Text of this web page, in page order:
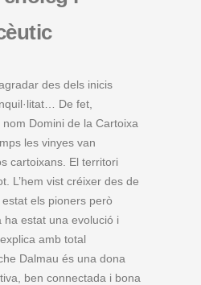
des dels inicis
De fet,
nom Domini de la Cartoixa
les vinyes van
cartoixans. El territori
L’hem vist créixer des de
estat els pioners però
ha estat una evolució i
amb total
Dalmau és una dona
ben connectada i bona